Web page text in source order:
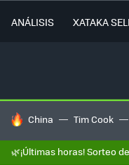
ANÁLISIS XATAKA
HOY SE HABLA DE
China Tim Cook
🌿¡Últimas horas! Sorteo